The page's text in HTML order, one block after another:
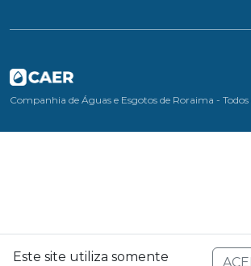
Este site utiliza somente
Companhia de Águas e Esgotos de Roraima - Todos